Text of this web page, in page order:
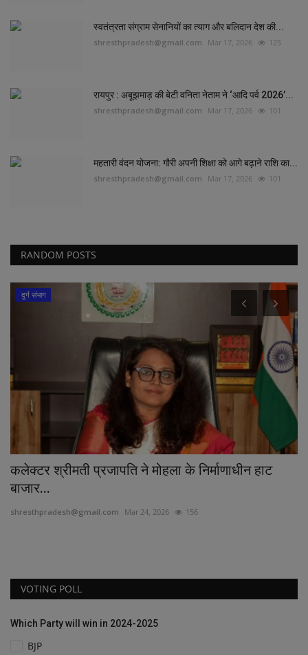
स्वतंत्रता संग्राम सेनानियों का त्याग और बलिदान देश की...
shresthpradesh@gmail.com Mar 17, 2026 125
रायपुर : अबूझमाड़ की बेटी वनिता नेताम ने ‘आदि पर्व 2026’...
shresthpradesh@gmail.com Mar 17, 2026 101
महतारी वंदन योजना: गौरी अपनी शिक्षा को आगे बढ़ाने राशि का...
shresthpradesh@gmail.com Mar 17, 2026 101
RANDOM POSTS
दुर्ग संभाग
कलेक्टर श्रीमती प्रजापति ने मोहला के निर्माणाधीन हाट
बाजार...
shresthpradesh@gmail.com Mar 24, 2026 156
VOTING POLL
Which Party will win in 2024-2025
BJP